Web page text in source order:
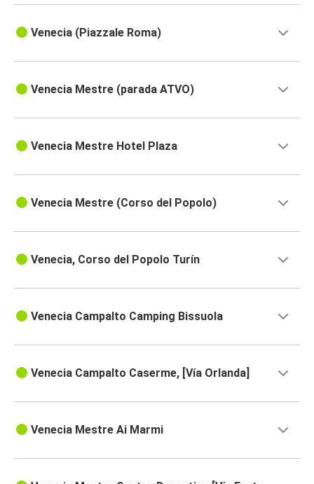
Venecia (Piazzale Roma)
Venecia Mestre (parada ATVO)
Venecia Mestre Hotel Plaza
Venecia Mestre (Corso del Popolo)
Venecia, Corso del Popolo Turín
Venecia Campalto Camping Bissuola
Venecia Campalto Caserme, [Vía Orlanda]
Venecia Mestre Ai Marmi